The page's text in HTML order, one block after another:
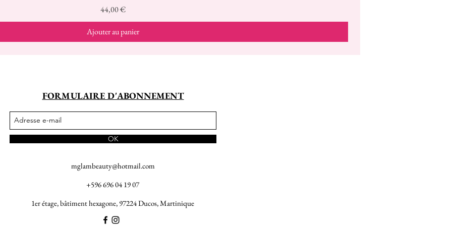
Prix
44,00 €
Ajouter au panier
FORMULAIRE D'ABONNEMENT
OK
mglambeauty@hotmail.com
+596 696 04 19 07
1er étage, bâtiment hexagone, 97224 Ducos, Martinique